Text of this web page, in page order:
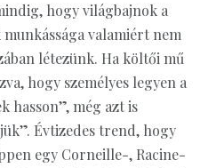
hogy világbajnok a
valamiért nem
létezünk. Ha költői mű
hogy személyes legyen a
hasson”, még azt is
Évtizedes trend, hogy
egy Corneille-, Racine-